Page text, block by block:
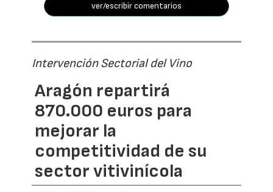
ver/escribir comentarios
Intervención Sectorial del Vino
Aragón repartirá
870.000 euros para
mejorar la
competitividad de su
sector vitivinícola